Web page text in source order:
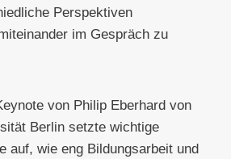
Perspektiven
im Gespräch zu
von Philip Eberhard von
Berlin setzte wichtige
auf, wie eng Bildungsarbeit und